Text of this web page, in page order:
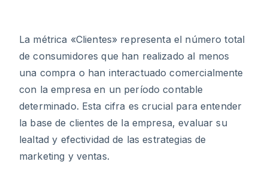
La métrica «Clientes» representa el número total
de consumidores que han realizado al menos
una compra o han interactuado comercialmente
con la empresa en un período contable
determinado. Esta cifra es crucial para entender
la base de clientes de la empresa, evaluar su
lealtad y efectividad de las estrategias de
marketing y ventas.